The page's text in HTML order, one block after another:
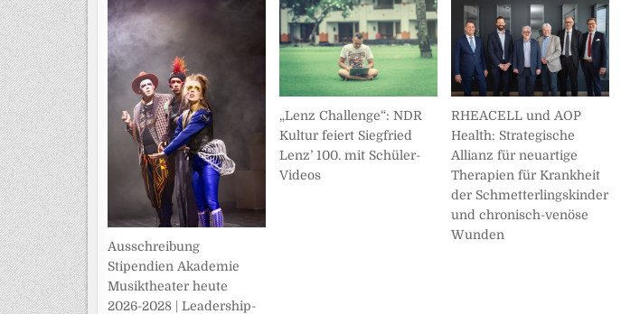
Ausschreibung
Stipendien Akademie
Musiktheater heute
2026-2028 | Leadership-
„Lenz Challenge“: NDR
Kultur feiert Siegfried
Lenz’ 100. mit Schüler-
Videos
RHEACELL und AOP
Health: Strategische
Allianz für neuartige
Therapien für Krankheit
der Schmetterlingskinder
und chronisch-venöse
Wunden